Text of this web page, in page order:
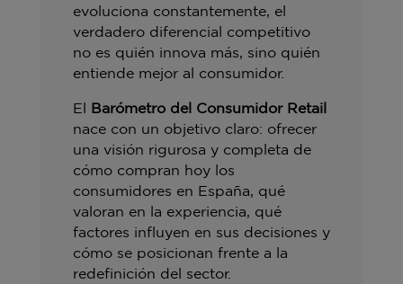
evoluciona constantemente, el
verdadero diferencial competitivo
no es quién innova más, sino quién
entiende mejor al consumidor.
El Barómetro del Consumidor Retail
nace con un objetivo claro: ofrecer
una visión rigurosa y completa de
cómo compran hoy los
consumidores en España, qué
valoran en la experiencia, qué
factores influyen en sus decisiones y
cómo se posicionan frente a la
redefinición del sector.